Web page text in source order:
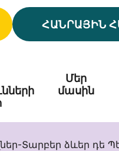
ՀԱՆՐԱՅԻՆ
Մեր
մասին
Տարբեր ձևեր դե